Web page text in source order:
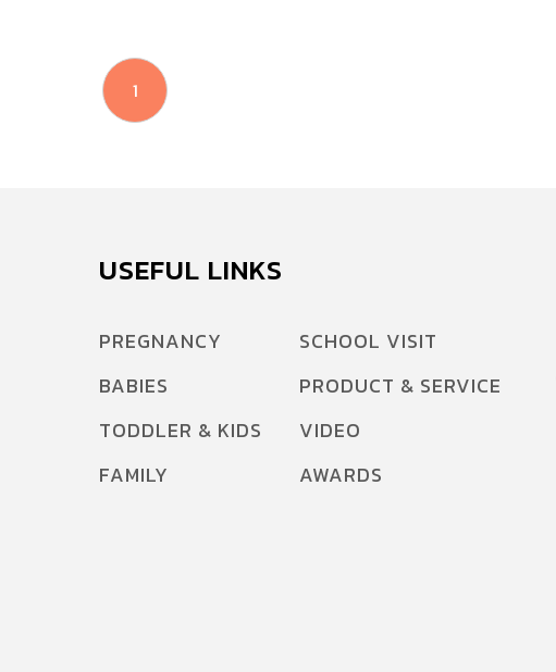
1
USEFUL LINKS
PREGNANCY
BABIES
TODDLER & KIDS
FAMILY
SCHOOL VISIT
PRODUCT & SERVICE
VIDEO
AWARDS